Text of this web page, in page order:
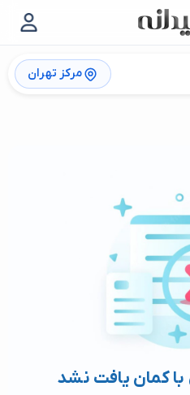
مرکز تهران
با کمان یافت نشد